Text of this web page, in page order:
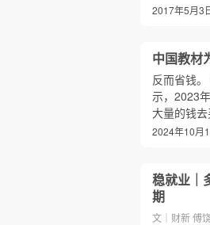
2017年5月3
中国教材
反而省钱
示，2023
大量的钱去
2024年10月
稳就业｜
期
文｜财新 傅